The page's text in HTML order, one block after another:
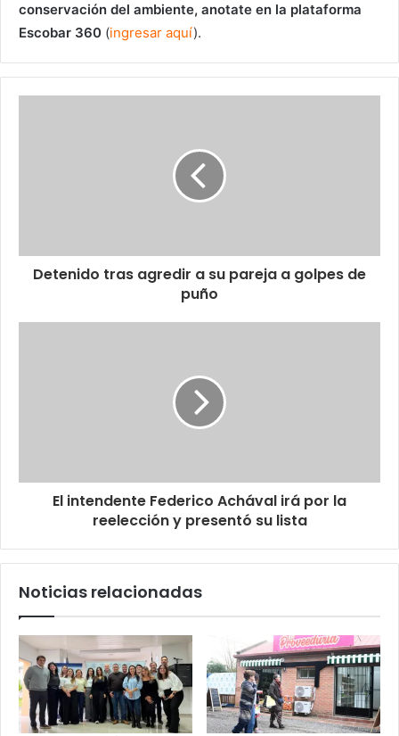
conservación del ambiente, anotate en la plataforma
Escobar 360 (ingresar aquí).
Detenido tras agredir a su pareja a golpes de
puño
El intendente Federico Achával irá por la
reelección y presentó su lista
Noticias relacionadas